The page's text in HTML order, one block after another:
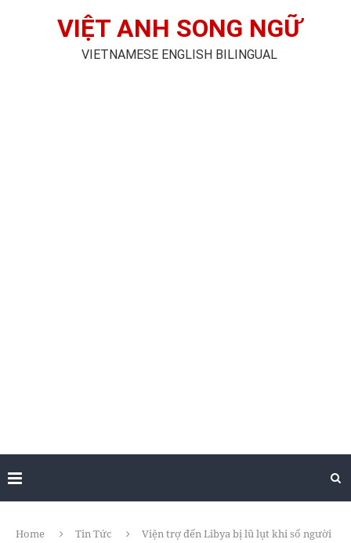
VIỆT ANH SONG NGỮ
VIETNAMESE ENGLISH BILINGUAL
Home Tin Tức
Viện trợ đến Libya bị lũ lụt khi số người